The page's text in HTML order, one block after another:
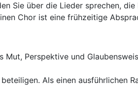
Sie über die Lieder sprechen,
Chor ist eine frühzeitige
Perspektive und
Als einen ausführlichen